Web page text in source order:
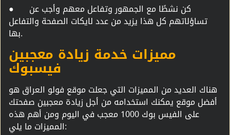
●
كن نشطًا مع الجمهور وتفاعل معهم وأجب عن
تساؤلاتهم كل هذا يزيد من عدد لايكات الصفحة والتفاعل
بها.
مميزات خدمة زيادة معجبين
فيسبوك
هناك العديد من المميزات التي جعلت موقع فولو العراق هو
أفضل موقع يمكنك استخدامه من أجل زيادة معجبين صفحتك
على الفيس بوك 1000 معجب في اليوم ومن أهم هذه
المميزات ما يلي: